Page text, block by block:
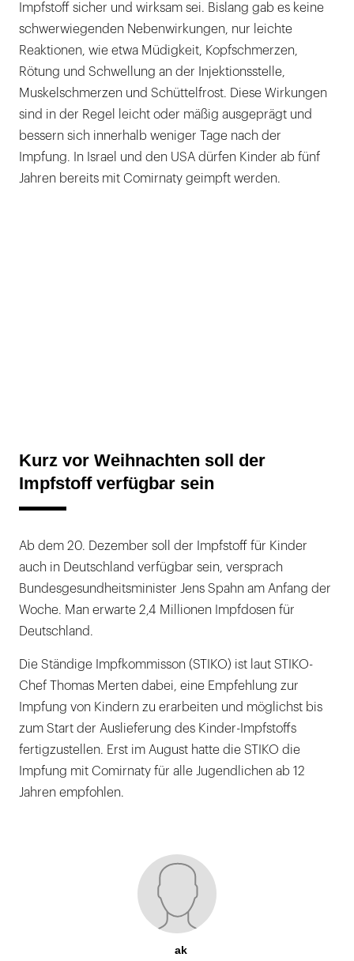
Impfstoff sicher und wirksam sei. Bislang gab es keine
schwerwiegenden Nebenwirkungen, nur leichte
Reaktionen, wie etwa Müdigkeit, Kopfschmerzen,
Rötung und Schwellung an der Injektionsstelle,
Muskelschmerzen und Schüttelfrost. Diese Wirkungen
sind in der Regel leicht oder mäßig ausgeprägt und
bessern sich innerhalb weniger Tage nach der
Impfung. In Israel und den USA dürfen Kinder ab fünf
Jahren bereits mit Comirnaty geimpft werden.
Kurz vor Weihnachten soll der
Impfstoff verfügbar sein
Ab dem 20. Dezember soll der Impfstoff für Kinder
auch in Deutschland verfügbar sein, versprach
Bundesgesundheitsminister Jens Spahn am Anfang der
Woche. Man erwarte 2,4 Millionen Impfdosen für
Deutschland.
Die Ständige Impfkommisson (STIKO) ist laut STIKO-
Chef Thomas Merten dabei, eine Empfehlung zur
Impfung von Kindern zu erarbeiten und möglichst bis
zum Start der Auslieferung des Kinder-Impfstoffs
fertigzustellen. Erst im August hatte die STIKO die
Impfung mit Comirnaty für alle Jugendlichen ab 12
Jahren empfohlen.
ak